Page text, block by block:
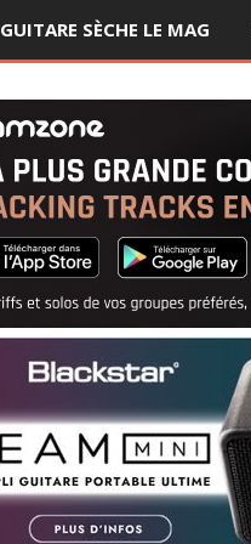
GUITARE SÈCHE LE MAG